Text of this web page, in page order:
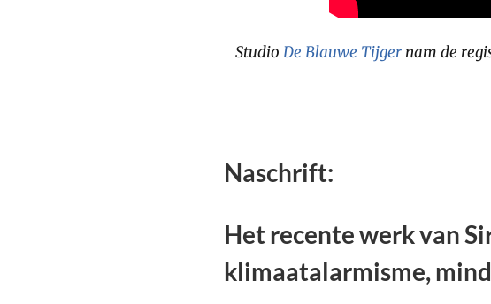
StudioDe Blauwe Tijger nam de
Naschrift:
Het recente werk van
klimaatalarmisme,